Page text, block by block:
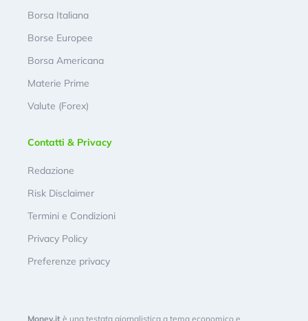
Borsa Italiana
Borse Europee
Borsa Americana
Materie Prime
Valute (Forex)
Contatti & Privacy
Redazione
Risk Disclaimer
Termini e Condizioni
Privacy Policy
Preferenze privacy
Money.it è una testata giornalistica a tema economico e